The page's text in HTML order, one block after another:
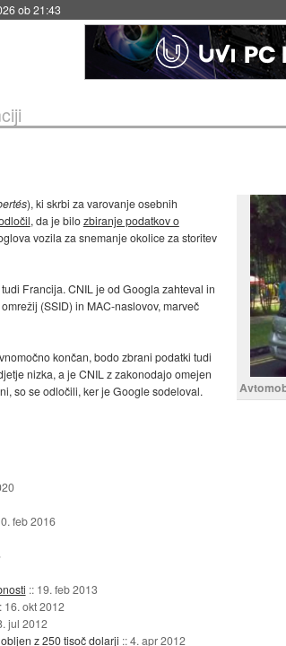
ob 21:43
), ki skrbi za varovanje osebnih
, da je bilozbiranje podatkov o
vozila za snemanje okolice za storitev
Francija. CNIL je od Googla zahteval in
(SSID) in MAC-naslovov, marveč
končan, bodo zbrani podatki tudi
nizka, a je CNIL z zakonodajo omejen
so se odločili, ker je Google sodeloval.
feb 2016
:: 19. feb 2013
16. okt 2012
jul 2012
z 250 tisoč dolarji ::4. apr 2012